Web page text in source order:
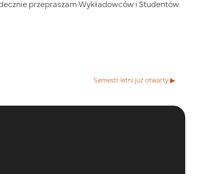
przepraszam Wykładowców i Studentów.
Semestr letni już otwarty ▶︎